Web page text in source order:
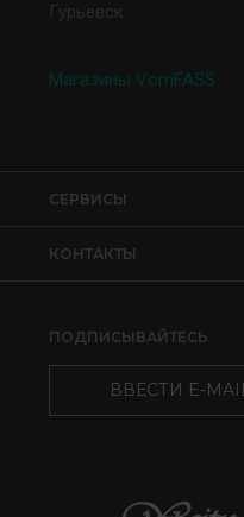
Гурьевск
Магазины VomFASS
КОНТАКТЫ
СЕРВИСЫ
ПОДПИСЫВАЙТЕСЬ
ВВЕСТИ E-